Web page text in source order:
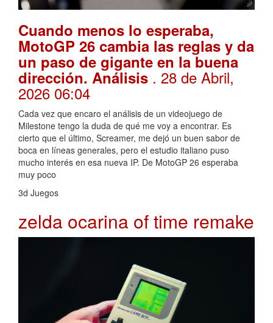
Cuando menos lo esperaba,
MotoGP 26 cambia las reglas y da
un paso de gigante en la buena
dirección. Análisis . 28 de Abril,
2026 06:04
Cada vez que encaro el análisis de un videojuego de
Milestone tengo la duda de qué me voy a encontrar. Es
cierto que el último, Screamer, me dejó un buen sabor de
boca en líneas generales, pero el estudio italiano puso
mucho interés en esa nueva IP. De MotoGP 26 esperaba
muy poco
3d Juegos
zelda ocarina of time remake